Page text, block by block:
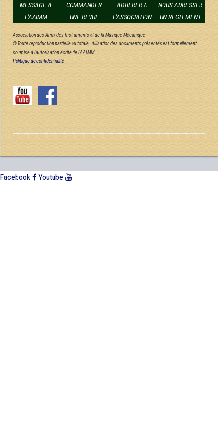
MESSAGE A
L'AAIMM
COMMANDER
UNE REVUE
ADHERER A
L'ASSOCIATION
NOUS ADRESSER
UN REGLEMENT
Association des Amis des Instruments et de la Musique Mécanique
© Toute reproduction partielle ou totale, utilisation des documents présentés est formellement
soumise à l'autorisation écrite de l'AAIMM.
Politique de confidentialité
Facebook Youtube